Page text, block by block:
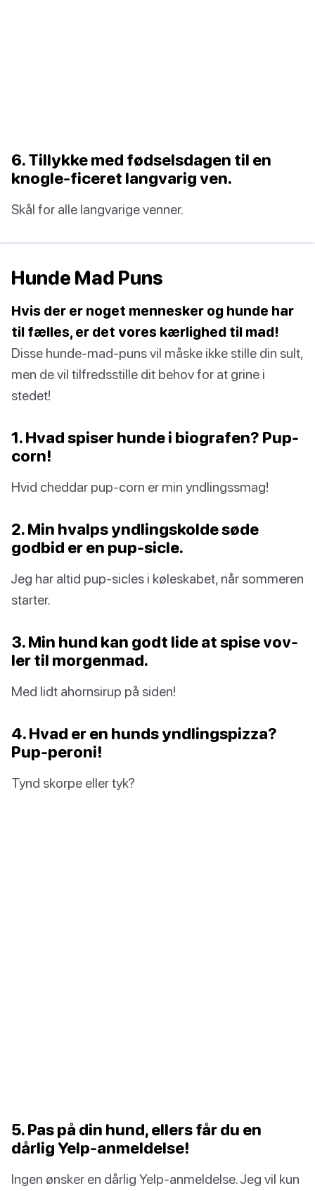
6. Tillykke med fødselsdagen til en
knogle-ficeret langvarig ven.
Skål for alle langvarige venner.
Hunde Mad Puns
Hvis der er noget mennesker og hunde har
til fælles, er det vores kærlighed til mad!
Disse hunde-mad-puns vil måske ikke stille din sult,
men de vil tilfredsstille dit behov for at grine i
stedet!
1. Hvad spiser hunde i biografen? Pup-
corn!
Hvid cheddar pup-corn er min yndlingssmag!
2. Min hvalps yndlingskolde søde
godbid er en pup-sicle.
Jeg har altid pup-sicles i køleskabet, når sommeren
starter.
3. Min hund kan godt lide at spise vov-
ler til morgenmad.
Med lidt ahornsirup på siden!
4. Hvad er en hunds yndlingspizza?
Pup-peroni!
Tynd skorpe eller tyk?
5. Pas på din hund, ellers får du en
dårlig Yelp-anmeldelse!
Ingen ønsker en dårlig Yelp-anmeldelse. Jeg vil kun